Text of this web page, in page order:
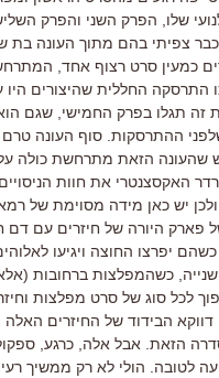
שלו
הפרק השני והפרק
צפיתי בהם מתוך העונה בת
כמעין סרט רצוף אחד
התרסקה החללית שהיצורים היו
זה תגלו בפרק החמישי שגם הוא
ההתרסקות . סוף העונה
שהעונה הזאת מתרחשת כולה על
האקסצנטרי את חוות
יש כאן מידה מסוימת של
פארק היורה של חיזרים עם
יפרצו החוצה ויגיעו
כשהמפלצות ברחובות
לכל סוג של סרט מפלצות
הבידוד של החיזרים האלה
הזאת. אבל אלה, כרגע,
לטובה. הולי לא רק ממשיך